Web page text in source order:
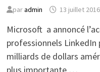
paradmin 13 juillet 2016
Microsoft a annoncé
professionnels
milliards de dollars